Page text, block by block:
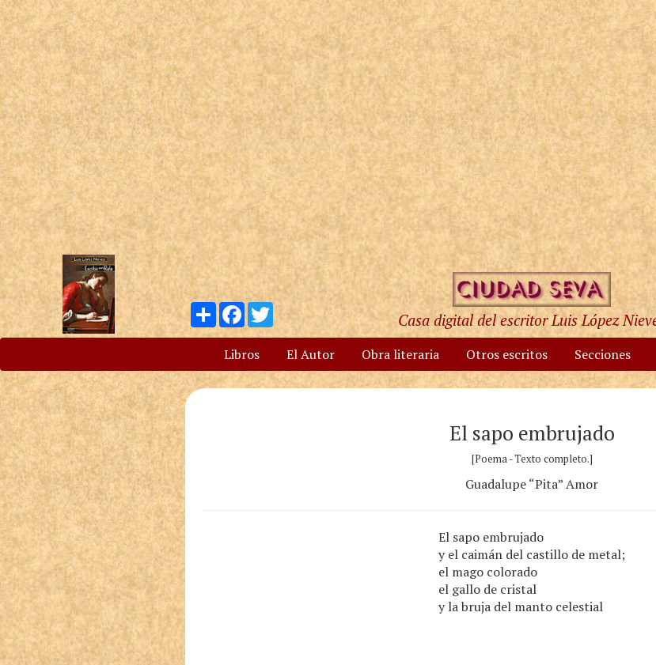
Compartir
Facebook
Twitter
Casa digital del escritor Luis López
Libros El Autor Obra literaria Otros escritos Secciones
El sapo embrujado
[Poema - Texto completo.]
Guadalupe “Pita” Amor
El sapo embrujado
y el caimán del castillo de metal;
el mago colorado
el gallo de cristal
y la bruja del manto celestial